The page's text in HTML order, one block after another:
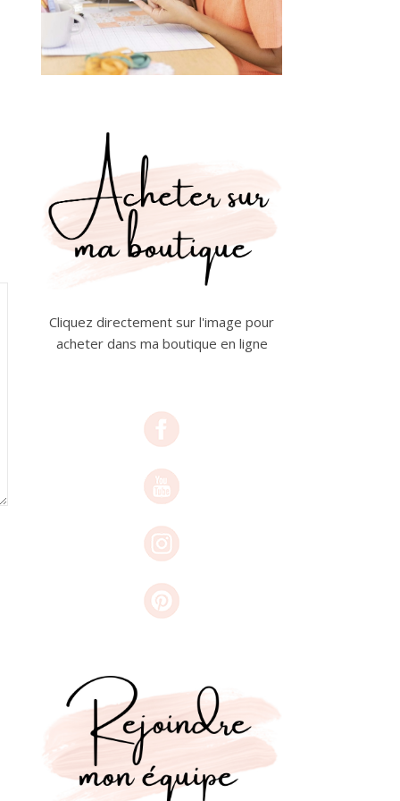
Cliquez directement sur l'image pour
acheter dans ma boutique en ligne